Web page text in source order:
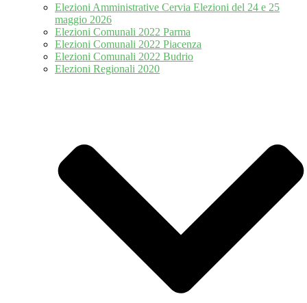
Elezioni Amministrative Cervia Elezioni del 24 e 25
maggio 2026
Elezioni Comunali 2022 Parma
Elezioni Comunali 2022 Piacenza
Elezioni Comunali 2022 Budrio
Elezioni Regionali 2020